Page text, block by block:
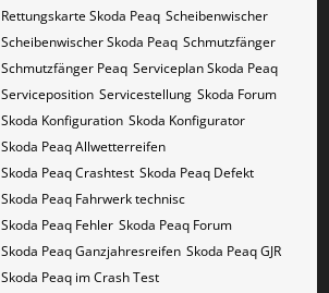
Rettungskarte Skoda Peaq Scheibenwischer
Scheibenwischer Skoda​ Peaq Schmutzfänger
Schmutzfänger Peaq Serviceplan Skoda Peaq
Serviceposition Servicestellung Skoda Forum
Skoda Konfiguration Skoda Konfigurator
Skoda Peaq Allwetterreifen
Skoda Peaq Crashtest Skoda Peaq Defekt
Skoda Peaq Fahrwerk technisc
Skoda Peaq Fehler Skoda Peaq Forum
Skoda Peaq Ganzjahresreifen Skoda Peaq GJR
Skoda Peaq im Crash Test